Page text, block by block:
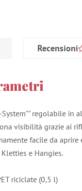
Recensioni
regolabile in
visibilità grazie ai
facile da
e Hangies.
riciclate (0,5 l)